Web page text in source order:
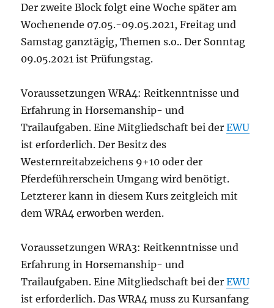
Der zweite Block folgt eine Woche später am
Wochenende 07.05.-09.05.2021, Freitag und
Samstag ganztägig, Themen s.o.. Der Sonntag
09.05.2021 ist Prüfungstag.
Voraussetzungen WRA4: Reitkenntnisse und
Erfahrung in Horsemanship- und
Trailaufgaben. Eine Mitgliedschaft bei derEWU
ist erforderlich. Der Besitz des
Westernreitabzeichens 9+10 oder der
Pferdeführerschein Umgang wird benötigt.
Letzterer kann in diesem Kurs zeitgleich mit
dem WRA4 erworben werden.
Voraussetzungen WRA3: Reitkenntnisse und
Erfahrung in Horsemanship- und
Trailaufgaben. Eine Mitgliedschaft bei derEWU
ist erforderlich. Das WRA4 muss zu Kursanfang